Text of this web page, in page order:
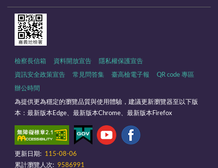
檢察長信箱 資料開放宣告 隱私權保護宣告
資訊安全政策宣告 常見問答集 臺高檢電子報 QR code 專區
辦公時間
為提供更為穩定的瀏覽品質與使用體驗，建議更新瀏覽器至以下版
本：最新版本Edge、最新版本Chrome、最新版本Firefox
更新日期:
115-08-06
累計瀏覽人次: 9586991